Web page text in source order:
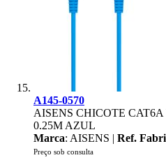
A145-0570
AISENS CHICOTE
0.25M AZUL
Marca: AISENS | Ref.
Preço sob consulta